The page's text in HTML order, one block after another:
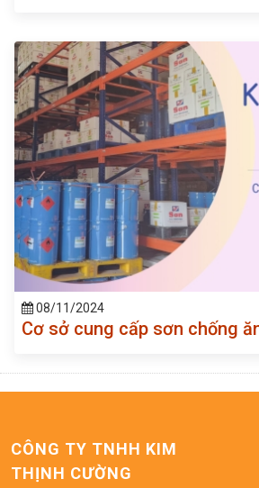
08/11/2024
Cơ sở cung cấp sơn chống
CÔNG TY TNHH KIM
THỊNH CƯỜNG